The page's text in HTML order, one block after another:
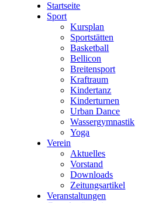
Startseite
Sport
Kursplan
Sportstätten
Basketball
Bellicon
Breitensport
Kraftraum
Kindertanz
Kinderturnen
Urban Dance
Wassergymnastik
Yoga
Verein
Aktuelles
Vorstand
Downloads
Zeitungsartikel
Veranstaltungen